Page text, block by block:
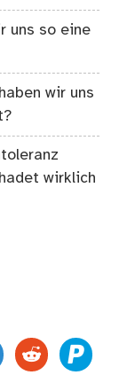
uns so eine
wir uns
wirklich
reddit paypal